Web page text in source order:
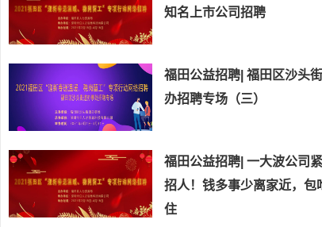
知名上市公司招聘
福田公益招聘| 福田区沙头
办招聘专场（三）
福田公益招聘| 一大波公司
招人！钱多事少离家近，包
住